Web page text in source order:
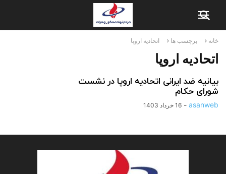
خانه برچسب ها اتحادیه اروپا
اتحادیه اروپا
بیانیه ضد ایرانی اتحادیه اروپا در نشست
شورای حکام
asanweb
- 16 خرداد 1403